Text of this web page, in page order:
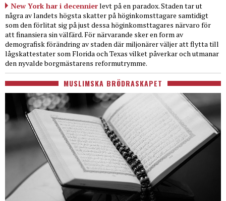
New York har i decennierlevt på en paradox. Staden tar ut
några av landets högsta skatter på höginkomsttagare samtidigt
som den förlitat sig på just dessa höginkomsttagares närvaro för
att finansiera sin välfärd. För närvarande sker en form av
demografisk förändring av staden där miljonärer väljer att flytta till
lågskattestater som Florida och Texas vilket påverkar och utmanar
den nyvalde borgmästarens reformutrymme.
MUSLIMSKA BRÖDRASKAPET